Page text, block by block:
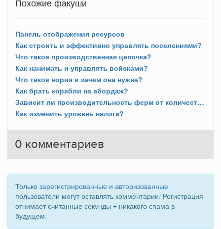
Похожие факуши
Панель отображения ресурсов
Как строить и эффективно управлять поселениями?
Что такое производственная цепочка?
Как нанимать и управлять войсками?
Что такое нория и зачем она нужна?
Как брать корабли на абордаж?
Зависит ли производительность ферм от количества полей?
Как изменить уровень налога?
0 комментариев
Только зарегистрированные и авторизованные
пользователи могут оставлять комментарии. Регистрация
отнимает считанные секунды + никакого спама в
будущем.